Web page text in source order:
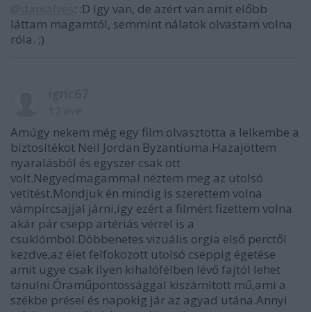
: :D így van, de azért van amit előbb
láttam magamtól, semmint nálatok olvastam volna
róla. ;)
Amúgy nekem még egy film olvasztotta a lelkembe a
biztosítékot Neil Jordan Byzantiuma.Hazajöttem
nyaralásból és egyszer csak ott
volt.Negyedmagammal néztem meg az utolsó
vetítést.Mondjuk én mindig is szerettem volna
vámpírcsajjal járni,így ezért a filmért fizettem volna
akár pár csepp artériás vérrel is a
csuklómból.Döbbenetes vizuális orgia első perctől
kezdve,az élet felfokozott utolsó cseppig égetése
amit ugye csak ilyen kihalófélben lévő fajtól lehet
tanulni.Óraműpontossággal kiszámított mű,ami a
székbe présel és napokig jár az agyad utána.Annyi